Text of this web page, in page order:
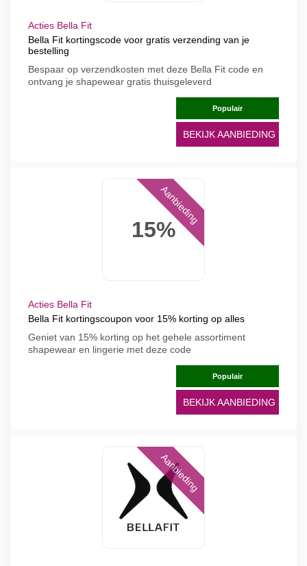
Acties Bella Fit
Bella Fit kortingscode voor gratis verzending van je
bestelling
Bespaar op verzendkosten met deze Bella Fit code en
ontvang je shapewear gratis thuisgeleverd
Populair
BEKIJK AANBIEDING
15%
Aanbieding
Acties Bella Fit
Bella Fit kortingscoupon voor 15% korting op alles
Geniet van 15% korting op het gehele assortiment
shapewear en lingerie met deze code
Populair
BEKIJK AANBIEDING
Aanbieding